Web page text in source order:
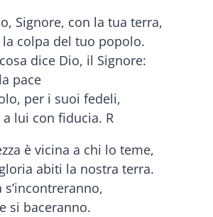
Signore, con la tua terra,
colpa del tuo popolo.
dice Dio, il Signore:
pace
per i suoi fedeli,
lui con fiducia. R
è vicina a chi lo teme,
abiti la nostra terra.
si baceranno.